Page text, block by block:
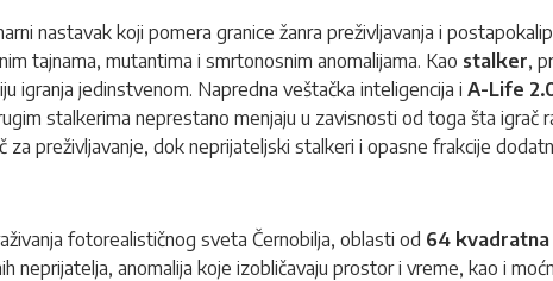
nastavak koji pomera granice žanra preživljavanja i
tajnama, mutantima i smrtonosnim anomalijama. Kao stalker,
igranja jedinstvenom. Napredna veštačka inteligencija i A-Life
stalkerima neprestano menjaju u zavisnosti od toga šta
preživljavanje, dok neprijateljski stalkeri i opasne frakcije
fotorealističnog sveta Černobilja, oblasti od 64
neprijatelja, anomalija koje izobličavaju prostor i vreme, kao i